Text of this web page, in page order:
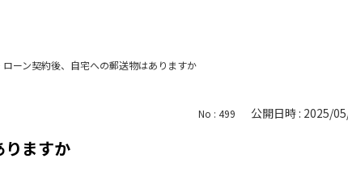
ローン契約後、自宅への郵送物はありますか
No : 499 公開日時 : 2025/
りますか